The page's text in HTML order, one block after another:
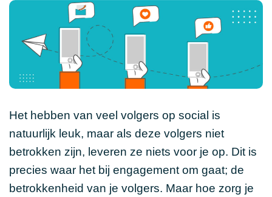
Het hebben van veel volgers op social is
natuurlijk leuk, maar als deze volgers niet
betrokken zijn, leveren ze niets voor je op. Dit is
precies waar het bij engagement om gaat; de
betrokkenheid van je volgers. Maar hoe zorg je